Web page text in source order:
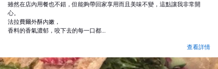
雖然在店內用餐也不錯，但能夠帶回家享用而且美味不變，這點讓我非常開
心。
法拉費爾外酥內嫩，
香料的香氣濃郁，咬下去的每一口都...
查看詳情